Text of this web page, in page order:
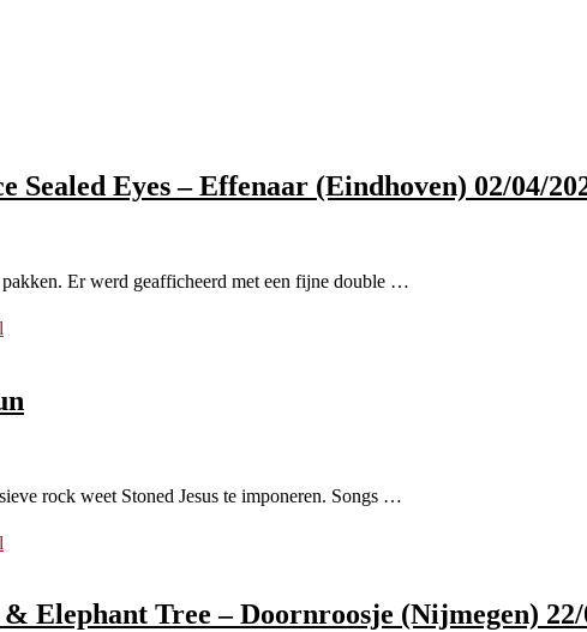
Sealed Eyes – Effenaar (Eindhoven) 02/04/
Er werd geafficheerd met een fijne double …
rock weet Stoned Jesus te imponeren. Songs …
Elephant Tree – Doornroosje (Nijmegen) 22/